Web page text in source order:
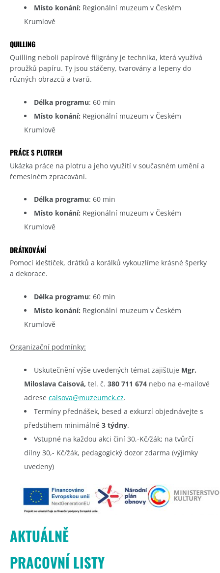
Místo konání: Regionální muzeum v Českém
Krumlově
QUILLING
Quilling neboli papírové filigrány je technika, která využívá
proužků papíru. Ty jsou stáčeny, tvarovány a lepeny do
různých obrazců a tvarů.
Délka programu: 60 min
Místo konání: Regionální muzeum v Českém
Krumlově
PRÁCE S PLOTREM
Ukázka práce na plotru a jeho využití v současném umění a
řemeslném zpracování.
Délka programu: 60 min
Místo konání: Regionální muzeum v Českém
Krumlově
DRÁTKOVÁNÍ
Pomocí kleštiček, drátků a korálků vykouzlíme krásné šperky
a dekorace.
Délka programu: 60 min
Místo konání: Regionální muzeum v Českém
Krumlově
Organizační podmínky:
Uskutečnění výše uvedených témat zajišťuje Mgr.
Miloslava Caisová, tel. č. 380 711 674 nebo na e-mailové
adrese caisova@muzeumck.cz.
Termíny přednášek, besed a exkurzí objednávejte s
předstihem minimálně 3 týdny.
Vstupné na každou akci činí 30,-Kč/žák; na tvůrčí
dílny 30,- Kč/žák, pedagogický dozor zdarma (výjimky
uvedeny)
AKTUÁLNĚ
PRACOVNÍ LISTY